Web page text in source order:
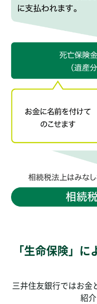
「生命保険」
三井住友銀行ではお金
紹